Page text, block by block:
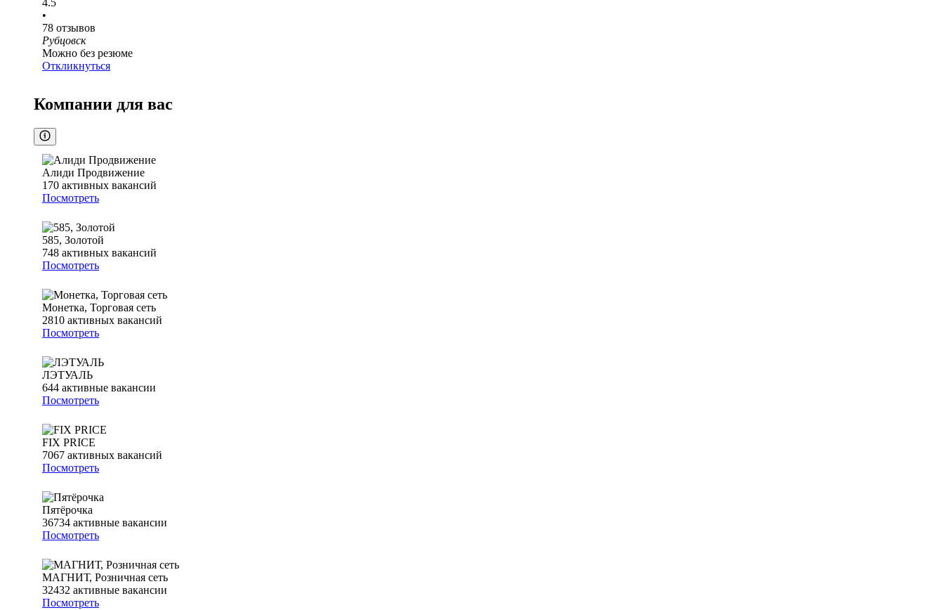
4.5
•
78 отзывов
Рубцовск
Можно без резюме
Откликнуться
Компании для вас
Алиди Продвижение
170 активных вакансий
Посмотреть
585, Золотой
748 активных вакансий
Посмотреть
Монетка, Торговая сеть
2810 активных вакансий
Посмотреть
ЛЭТУАЛЬ
644 активные вакансии
Посмотреть
FIX PRICE
7067 активных вакансий
Посмотреть
Пятёрочка
36734 активные вакансии
Посмотреть
МАГНИТ, Розничная сеть
32432 активные вакансии
Посмотреть